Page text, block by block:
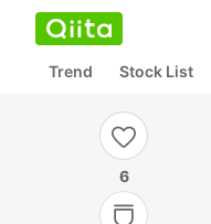
Trend Stock List
6